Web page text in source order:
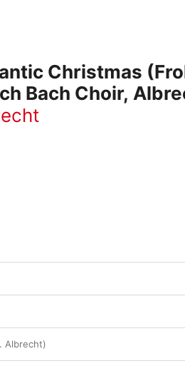
Christmas
Bach Choir,
Albrecht)